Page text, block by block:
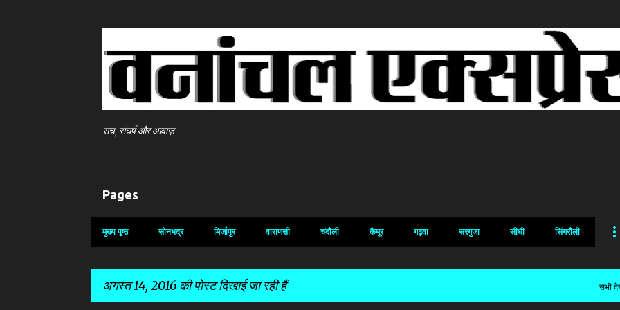
सच, संघर्ष और आवाज़
Pages
मुख्य पृष्ठ सोनभद्र मिर्जापुर वाराणसी चंदौली कैमूर गढ़वा सरगुजा सीधी सिंगरौली
अगस्त 14, 2016 की पोस्ट दिखाई जा रही हैं सभी